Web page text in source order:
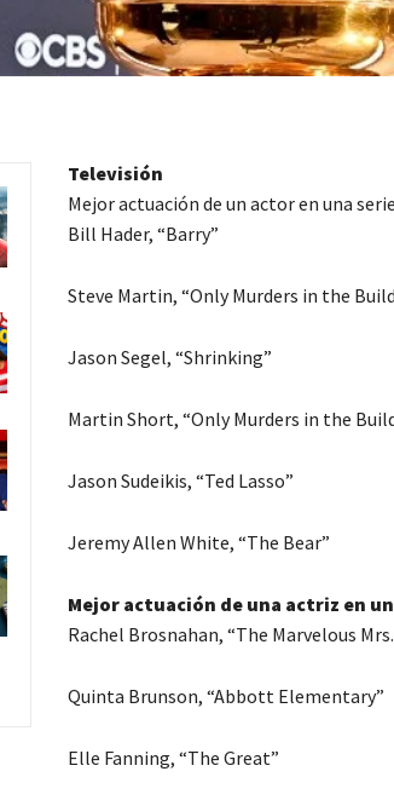
Televisión
Mejor actuación de un actor en una
Bill Hader, “Barry”
Steve Martin, “Only Murders in the
Jason Segel, “Shrinking”
Martin Short, “Only Murders in the
Jason Sudeikis, “Ted Lasso”
Jeremy Allen White, “The Bear”
Mejor actuación de una actriz en
Rachel Brosnahan, “The Marvelous
Quinta Brunson, “Abbott Elementary”
Elle Fanning, “The Great”